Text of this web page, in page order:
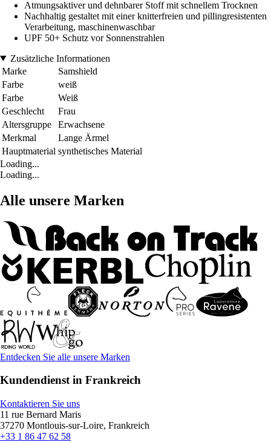
Atmungsaktiver und dehnbarer Stoff mit schnellem Trocknen
Nachhaltig gestaltet mit einer knitterfreien und pillingresistenten
Verarbeitung, maschinenwaschbar
UPF 50+ Schutz vor Sonnenstrahlen
Zusätzliche Informationen
Marke
Samshield
Farbe
weiß
Farbe
Weiß
Geschlecht
Frau
Altersgruppe
Erwachsene
Merkmal
Lange Ärmel
Hauptmaterial synthetisches Material
Loading...
Loading...
Alle unsere Marken
Entdecken Sie alle unsere Marken
Kundendienst in Frankreich
Kontaktieren Sie uns
11 rue Bernard Maris
37270 Montlouis-sur-Loire, Frankreich
+33 1 86 47 62 58